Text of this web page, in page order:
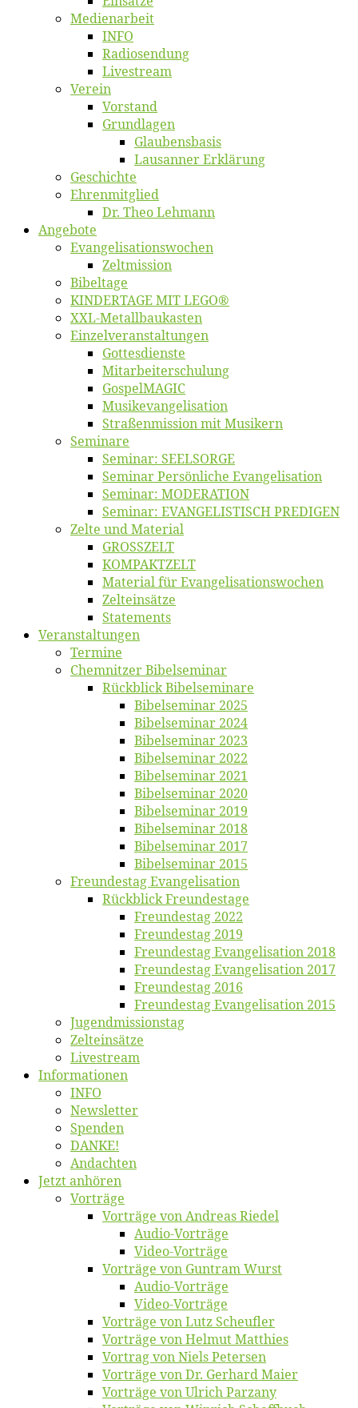
Me­di­en­ar­beit
INFO
Ra­dio­sen­dung
Live­stream
Ver­ein
Vor­stand
Grund­la­gen
Glaubens­ba­sis
Lausan­ner Erklärung
Ge­schich­te
Eh­ren­mit­glied
Dr. Theo Lehmann
An­ge­bo­te
Evangelisa­tions­wo­chen
Zelt­mis­si­on
Bi­bel­ta­ge
KINDERTAGE MIT LEGO®
XXL-Me­­tal­l­­bau­­kas­­ten
Einzelver­an­stal­tungen
Got­tes­diens­te
Mitarbeiter­schulung
Gos­pel­MA­GIC
Musikevan­ge­li­sa­tion
Straßenmis­sion mit Musikern
Se­mi­na­re
Se­mi­nar: SEELSORGE
Se­mi­nar Per­sön­li­che Evangelisation
Se­mi­nar: MODERATION
Se­mi­nar: EVANGELISTISCH PREDIGEN
Zel­te und Material
GROSSZELT
KOMPAKTZELT
Ma­te­ri­al für Evangelisationswochen
Zelt­ein­sät­ze
State­ments
Ver­an­stal­tun­gen
Ter­mi­ne
Chemnit­zer Bibelseminar
Rück­blick Bibelseminare
Bi­bel­se­mi­nar 2025
Bi­bel­se­mi­nar 2024
Bi­bel­se­mi­nar 2023
Bi­bel­se­mi­nar 2022
Bi­bel­se­mi­nar 2021
Bi­bel­se­mi­nar 2020
Bi­bel­se­mi­nar 2019
Bi­bel­se­mi­nar 2018
Bibelsemi­nar 2017
Bibelsemi­nar 2015
Freun­des­tag Evangelisation
Rück­blick Freundestage
Freun­des­tag 2022
Freun­des­tag 2019
Freun­des­tag Evan­ge­li­sa­ti­on 2018
Freun­des­tag Evan­ge­li­sa­ti­on 2017
Freun­des­tag 2016
Freun­des­tag Evan­ge­li­sa­ti­on 2015
Jugend­mis­sions­tag
Zelt­ein­sät­ze
Live­stream
Informatio­nen
INFO
News­let­ter
Spen­den
DANKE!
An­dach­ten
Jetzt an­hö­ren
Vor­trä­ge
Vor­trä­ge von An­dre­as Riedel
Au­dio-Vor­trä­ge
Vi­deo-Vor­trä­ge
Vor­trä­ge von Gun­tram Wurst
Au­dio-Vor­trä­ge
Vi­deo-Vor­trä­ge
Vor­trä­ge von Lutz Scheufler
Vor­trä­ge von Hel­mut Matthies
Vor­trag von Niels Petersen
Vor­trä­ge von Dr. Ger­hard Maier
Vor­trä­ge von Ul­rich Parzany